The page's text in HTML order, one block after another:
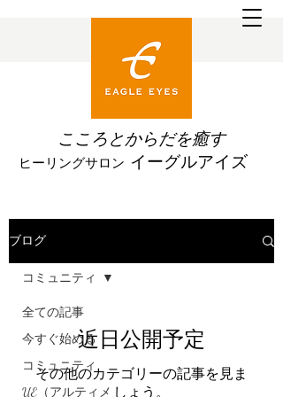
こころとからだを癒す
ヒーリングサロン イーグルアイズ
ブログ
全ての記事
今すぐ始める
コミュニティ
UE（アルティメ
コミュニティ
近日公開予定
その他のカテゴリーの記事を見ま
しょう。